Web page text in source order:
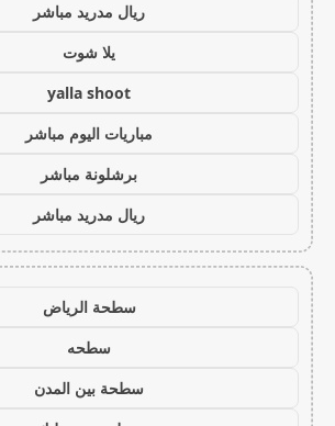
ريال مدريد مباشر
يلا شوت
yalla shoot
مباريات اليوم مباشر
برشلونة مباشر
ريال مدريد مباشر
سطحة الرياض
سطحه
سطحة بين المدن